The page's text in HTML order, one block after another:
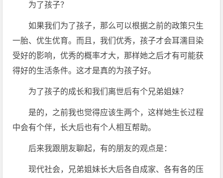
为了孩子？
如果我们为了孩子，那么可以根据之前的政策只生
一胎、优生优育。而且，我们优秀，孩子才会耳濡目染
受好的影响，优秀的概率才大，那样她之后才有可能获
得好的生活条件。这才是真的为孩子好。
为了孩子的成长和我们离世后有个兄弟姐妹？
是的，之前我也觉得应该生两个，这样她生长过程
中会有个伴，长大后也有个人相互帮助。
后来我跟朋友聊起，有的朋友的观点是：
现代社会，兄弟姐妹长大后各自成家、各有各的压